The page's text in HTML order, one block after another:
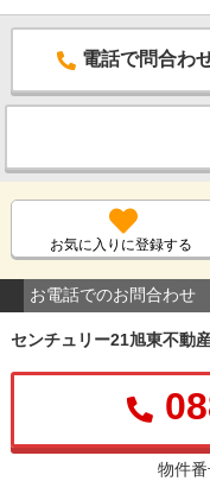
電話で問合わ
お気に入りに登録する
お電話でのお問合わせ
センチュリー21旭東不動
物件